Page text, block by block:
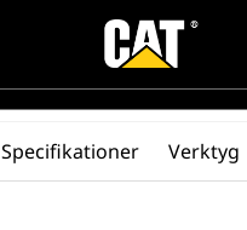
Specifikationer Verktyg